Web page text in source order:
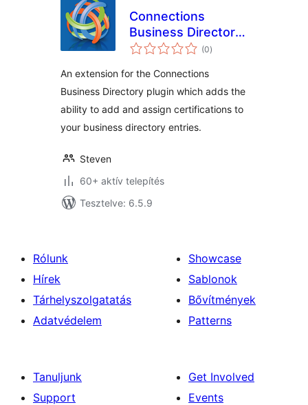
Connections
Business Directory
Certifications
(0értékelés
összesen
)
An extension for the Connections
Business Directory plugin which adds the
ability to add and assign certifications to
your business directory entries.
Steven
60+ aktív telepítés
Tesztelve: 6.5.9
Rólunk
Hírek
Tárhelyszolgatatás
Adatvédelem
Showcase
Sablonok
Bővítmények
Patterns
Tanuljunk
Support
Get Involved
Events